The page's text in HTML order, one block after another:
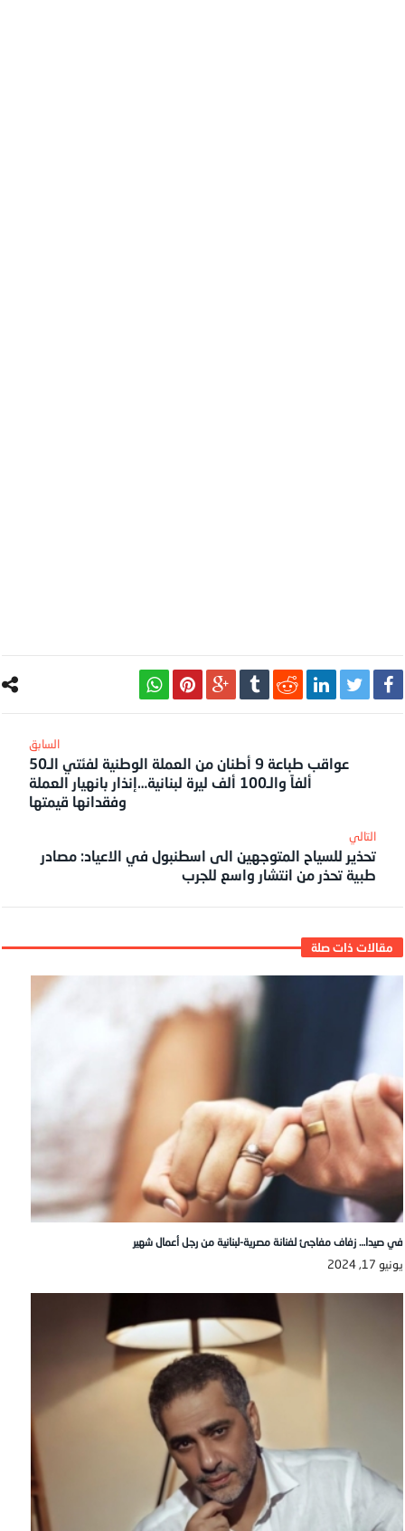
عواقب طباعة 9 أطنان من العملة الوطنیة لفئتي الـ50
ألفاً والـ100 ألف لیرة لبنانیة…إنذار بانھیار العملة
وفقدانھا قیمتھا
‎التالي
تحذير للسياح المتوجهين الى اسطنبول في الاعياد: مصادر
طبية تحذر من انتشار واسع للجرب
في صيدا… زفاف مفاجئ لفنانة مصرية-لبنانية من رجل أعمال شهير
يونيو 17, 2024